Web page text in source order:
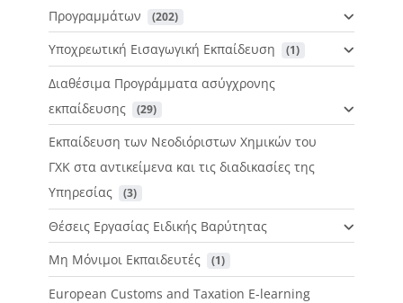
Προγραμμάτων
(202)
Υποχρεωτική Εισαγωγική Εκπαίδευση (1)
Διαθέσιμα Προγράμματα ασύγχρονης
εκπαίδευσης
(29)
Εκπαίδευση των Νεοδιόριστων Χημικών του
ΓΧΚ στα αντικείμενα και τις διαδικασίες της
Υπηρεσίας
(3)
Θέσεις Εργασίας Ειδικής Βαρύτητας
Μη Μόνιμοι Εκπαιδευτές
(1)
European Customs and Taxation E-learning